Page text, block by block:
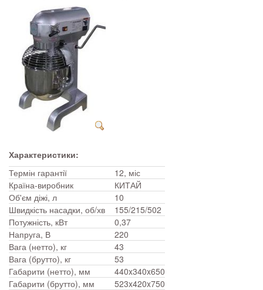
Характеристики:
Термін гарантії
12, міс
Країна-виробник
КИТАЙ
Об'єм діжі, л
10
Швидкість насадки, об/хв 155/215/502
Потужність, кВт
0,37
Напруга, В
220
Вага (нетто), кг
43
Вага (брутто), кг
53
Габарити (нетто), мм
440x340x650
Габарити (брутто), мм
523x420x750